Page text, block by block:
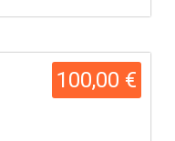
100,00 €